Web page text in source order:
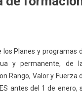
los Planes y programas
y permanente, de
Rango, Valor y Fuerza
antes del 1 de enero,